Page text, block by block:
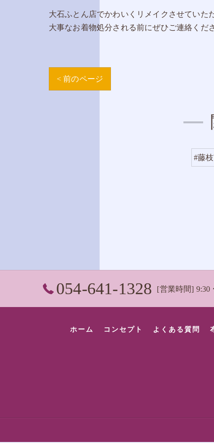
大石ふとん店でかわいくリメイクさせていた
大事なお着物処分される前にぜひご連絡くだ
< 前のページ
#藤
054-641-1328 [営業時間] 9:30
ホーム コンセプト よくある質問